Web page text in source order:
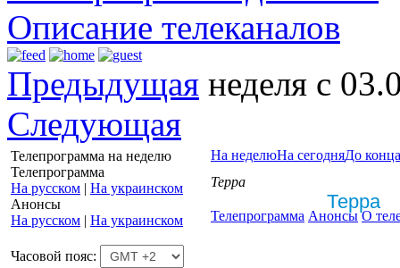
Описание телеканалов
Предыдущая неделя с
Следующая
Телепрограмма на неделю
Телепрограмма
На русском | На украинском
Анонсы
На русском | На украинском
Часовой пояс:
На неделюНа сегодняДо
Терра
Терра
Телепрограмма Анонсы О